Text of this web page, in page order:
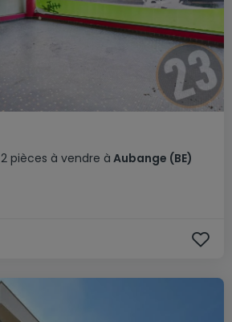
2 pièces à vendre à Aubange (BE)